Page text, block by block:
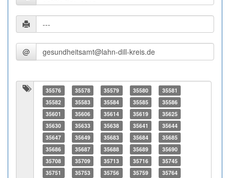
@
35576 35578 35579 35580
35581
35582
35583 35584 35585
35586
35601
35606 35614 35619
35625
35630
35633 35638 35641
35644
35647
35649 35683 35684
35685
35686
35687 35688 35689
35690
35708
35709 35713 35716
35745
35751
35753 35756 35759 35764